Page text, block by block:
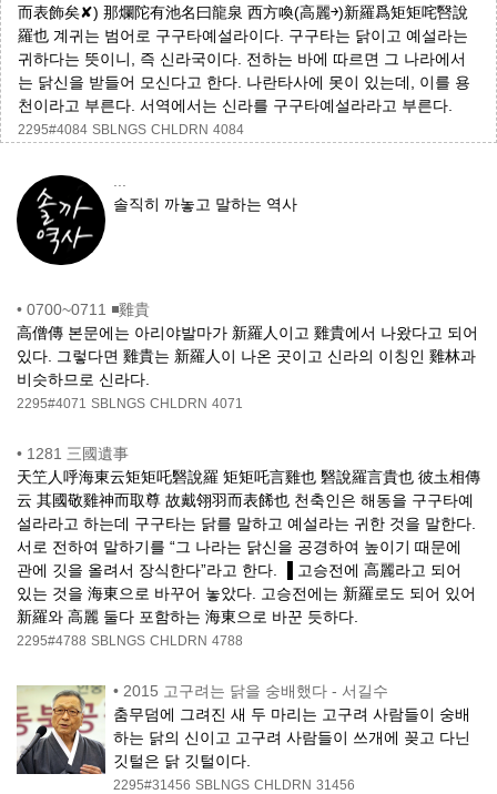
而表飾矣✘) 那爛陀有池名曰龍泉 西方喚(高麗￫)新羅爲矩矩咤㗨說
羅也 계귀는 범어로 구구타예설라이다. 구구타는 닭이고 예설라는
귀하다는 뜻이니, 즉 신라국이다. 전하는 바에 따르면 그 나라에서
는 닭신을 받들어 모신다고 한다. 나란타사에 못이 있는데, 이를 용
천이라고 부른다. 서역에서는 신라를 구구타예설라라고 부른다.
2295#4084 SBLNGS CHLDRN 4084
...
솔직히 까놓고 말하는 역사
• 0700~0711 ◾雞貴
高僧傳 본문에는 아리야발마가 新羅人이고 雞貴에서 나왔다고 되어
있다. 그렇다면 雞貴는 新羅人이 나온 곳이고 신라의 이칭인 雞林과
비슷하므로 신라다.
2295#4071 SBLNGS CHLDRN 4071
• 1281 三國遺事
天笁人呼海東云矩矩吒䃜說羅 矩矩吒言雞也 䃜說羅言貴也 彼圡相傳
云 其國敬雞神而取尊 故戴翎羽而表餙也 천축인은 해동을 구구타예
설라라고 하는데 구구타는 닭를 말하고 예설라는 귀한 것을 말한다.
서로 전하여 말하기를 “그 나라는 닭신을 공경하여 높이기 때문에
관에 깃을 올려서 장식한다”라고 한다. ▐ 고승전에 高麗라고 되어
있는 것을 海東으로 바꾸어 놓았다. 고승전에는 新羅로도 되어 있어
新羅와 高麗 둘다 포함하는 海東으로 바꾼 듯하다.
2295#4788 SBLNGS CHLDRN 4788
• 2015 고구려는 닭을 숭배했다 - 서길수
춤무덤에 그려진 새 두 마리는 고구려 사람들이 숭배
하는 닭의 신이고 고구려 사람들이 쓰개에 꽂고 다닌
깃털은 닭 깃털이다.
2295#31456 SBLNGS CHLDRN 31456